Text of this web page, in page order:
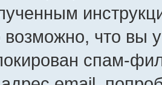
возможно, что вы
спам-